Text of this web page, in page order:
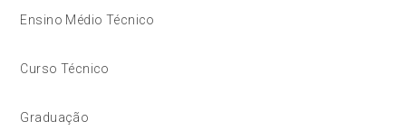
Ensino Médio Técnico
Curso Técnico
Graduação